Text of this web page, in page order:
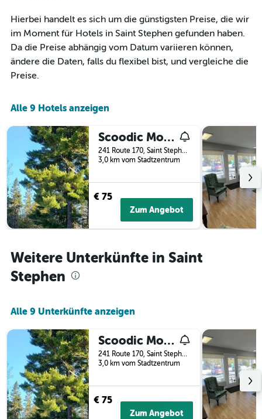
1
X-
Achse,
die
Wochentage
Diagramm
hat
Achse,
die
den
durchschnittlichen
Zimmerpreis
anzeigt.
Hierbei handelt es sich um die günstigsten Preise, die wir
im Moment für Hotels in Saint Stephen gefunden haben.
Da die Preise abhängig vom Datum variieren können,
ändere die Daten, falls du flexibel bist, und vergleiche die
Preise.
Alle 9 Hotels anzeigen
Scoodic Motel
241 Route 170, Saint Stephen, NB, Kanada
3,0 km vom Stadtzentrum
€ 75
Zum Angebot
Weitere Unterkünfte in Saint
Stephen
Alle 9 Unterkünfte anzeigen
Scoodic Motel
241 Route 170, Saint Stephen, NB, Kanada
3,0 km vom Stadtzentrum
€ 75
Zum Angebot